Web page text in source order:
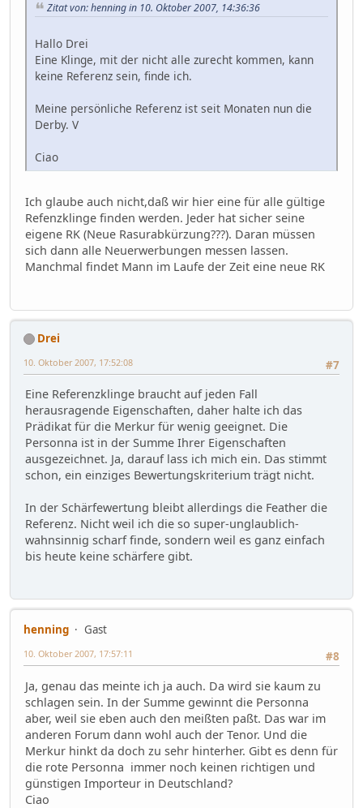
Zitat von: henning in 10. Oktober 2007, 14:36:36
Hallo Drei
Eine Klinge, mit der nicht alle zurecht kommen, kann
keine Referenz sein, finde ich.
Meine persönliche Referenz ist seit Monaten nun die
Derby. V
Ciao
Ich glaube auch nicht,daß wir hier eine für alle gültige
Refenzklinge finden werden. Jeder hat sicher seine
eigene RK (Neue Rasurabkürzung???). Daran müssen
sich dann alle Neuerwerbungen messen lassen.
Manchmal findet Mann im Laufe der Zeit eine neue RK
Drei
#7
10. Oktober 2007, 17:52:08
Eine Referenzklinge braucht auf jeden Fall
herausragende Eigenschaften, daher halte ich das
Prädikat für die Merkur für wenig geeignet. Die
Personna ist in der Summe Ihrer Eigenschaften
ausgezeichnet. Ja, darauf lass ich mich ein. Das stimmt
schon, ein einziges Bewertungskriterium trägt nicht.
In der Schärfewertung bleibt allerdings die Feather die
Referenz. Nicht weil ich die so super-unglaublich-
wahnsinnig scharf finde, sondern weil es ganz einfach
bis heute keine schärfere gibt.
henning
Gast
#8
10. Oktober 2007, 17:57:11
Ja, genau das meinte ich ja auch. Da wird sie kaum zu
schlagen sein. In der Summe gewinnt die Personna
aber, weil sie eben auch den meißten paßt. Das war im
anderen Forum dann wohl auch der Tenor. Und die
Merkur hinkt da doch zu sehr hinterher. Gibt es denn für
die rote Personna immer noch keinen richtigen und
günstigen Importeur in Deutschland?
Ciao